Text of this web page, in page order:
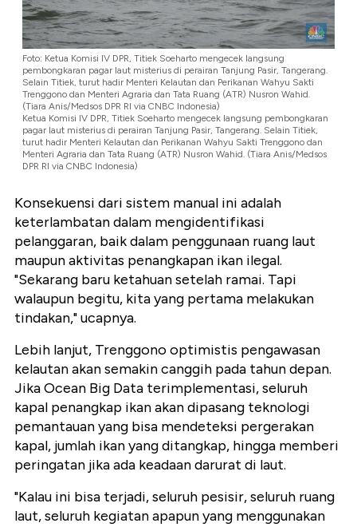
Foto: Ketua Komisi IV DPR, Titiek Soeharto mengecek langsung
pembongkaran pagar laut misterius di perairan Tanjung Pasir, Tangerang.
Selain Titiek, turut hadir Menteri Kelautan dan Perikanan Wahyu Sakti
Trenggono dan Menteri Agraria dan Tata Ruang (ATR) Nusron Wahid.
(Tiara Anis/Medsos DPR RI via CNBC Indonesia)
Ketua Komisi IV DPR, Titiek Soeharto mengecek langsung pembongkaran
pagar laut misterius di perairan Tanjung Pasir, Tangerang. Selain Titiek,
turut hadir Menteri Kelautan dan Perikanan Wahyu Sakti Trenggono dan
Menteri Agraria dan Tata Ruang (ATR) Nusron Wahid. (Tiara Anis/Medsos
DPR RI via CNBC Indonesia)
Konsekuensi dari sistem manual ini adalah
keterlambatan dalam mengidentifikasi
pelanggaran, baik dalam penggunaan ruang laut
maupun aktivitas penangkapan ikan ilegal.
"Sekarang baru ketahuan setelah ramai. Tapi
walaupun begitu, kita yang pertama melakukan
tindakan," ucapnya.
Lebih lanjut, Trenggono optimistis pengawasan
kelautan akan semakin canggih pada tahun depan.
Jika Ocean Big Data terimplementasi, seluruh
kapal penangkap ikan akan dipasang teknologi
pemantauan yang bisa mendeteksi pergerakan
kapal, jumlah ikan yang ditangkap, hingga memberi
peringatan jika ada keadaan darurat di laut.
"Kalau ini bisa terjadi, seluruh pesisir, seluruh ruang
laut, seluruh kegiatan apapun yang menggunakan